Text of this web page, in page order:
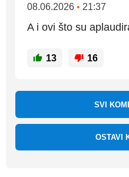
08.06.2026 • 21:37
A i ovi što su
13 16
SVI
OSTAVI